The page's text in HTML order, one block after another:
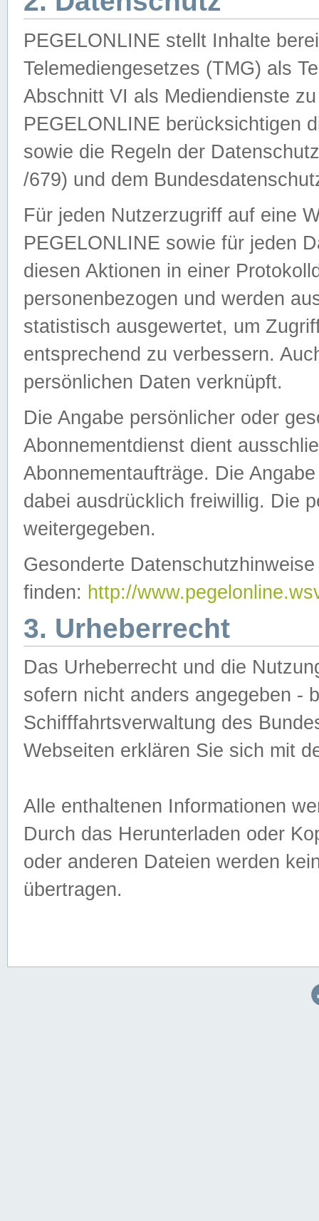
PEGELONLINE stellt Inhalte
Telemediengesetzes (TMG) als
Abschnitt VI als Mediendienste
PEGELONLINE berücksichtigen
sowie die Regeln der
/679) und dem
Für jeden Nutzerzugriff auf eine
PEGELONLINE sowie für jeden
diesen Aktionen in einer
personenbezogen und werden
statistisch ausgewertet, um
entsprechend zu verbessern.
persönlichen Daten verknüpft.
Die Angabe persönlicher oder
Abonnementdienst dient
Abonnementaufträge. Die
dabei ausdrücklich freiwillig. Die
weitergegeben.
Gesonderte
finden: http://
3. Urheberrecht
Das Urheberrecht und die
sofern nicht anders angegeben -
Schifffahrtsverwaltung des
Webseiten erklären Sie sich mit
Alle enthaltenen Informationen
Durch das Herunterladen oder
oder anderen Dateien werden
übertragen.